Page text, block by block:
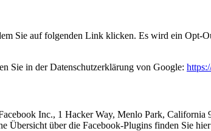
Sie auf folgenden Link klicken. Es wird ein Opt-
Sie in der Datenschutzerklärung von Google:
Inc., 1 Hacker Way, Menlo Park,
Übersicht über die Facebook-Plugins finden Sie